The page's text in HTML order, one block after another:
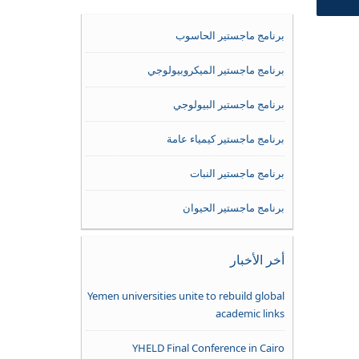
برنامج ماجستير الحاسوب
برنامج ماجستير الميكروبيولوجي
برنامج ماجستير البيولوجي
برنامج ماجستير كيمياء عامة
برنامج ماجستير النبات
برنامج ماجستير الحيوان
أخر الأخبار
Yemen universities unite to rebuild global
academic links
YHELD Final Conference in Cairo